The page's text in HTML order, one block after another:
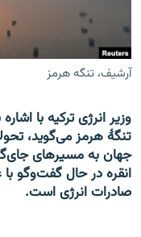
آرشیف، تنگه هرمز
وزیر انرژی ترکیه با
تنگۀ هرمز می‌گوید،
جهان به مسیرهای
انقره در حال گفت‌وگو
صادرات انرژی است.